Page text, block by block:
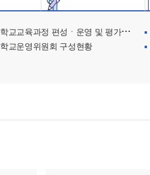
학교교육과정 편성ㆍ운영 및 평가에 관한 사항
학교운영위원회 구성현황